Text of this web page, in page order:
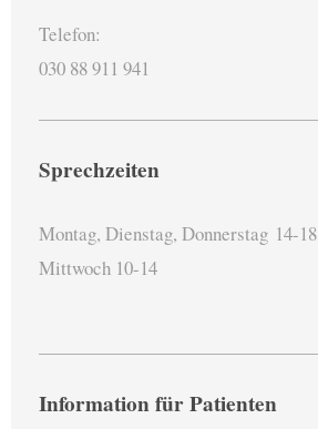
Telefon:
030 88 911 941
Sprechzeiten
Montag, Dienstag, Donnerstag 14-18
Mittwoch 10-14
Information für Patienten